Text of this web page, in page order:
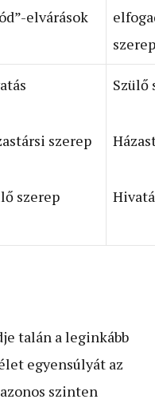
elvárások
szerep
szerep
szerep
Szülő
talán a leginkább
egyensúlyát az
szinten